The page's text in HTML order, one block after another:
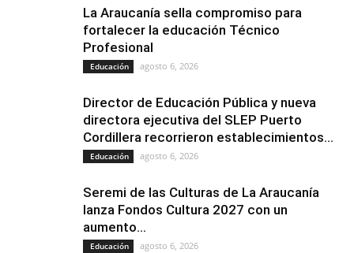
La Araucanía sella compromiso para
fortalecer la educación Técnico
Profesional
Educación agosto 6, 2026
Director de Educación Pública y nueva
directora ejecutiva del SLEP Puerto
Cordillera recorrieron establecimientos...
Educación agosto 6, 2026
Seremi de las Culturas de La Araucanía
lanza Fondos Cultura 2027 con un
aumento...
Educación agosto 6, 2026